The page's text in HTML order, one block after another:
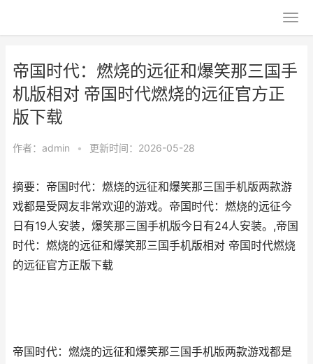
帝国时代：燃烧的远征和爆笑那三国手
机版相对 帝国时代燃烧的远征官方正
版下载
作者： admin • 更新时间：2026-05-28
摘要：帝国时代：燃烧的远征和爆笑那三国手机版两款游
戏都是受网友非常欢迎的游戏。帝国时代：燃烧的远征今
日有19人安装，爆笑那三国手机版今日有24人安装。,帝国
时代：燃烧的远征和爆笑那三国手机版相对 帝国时代燃烧
的远征官方正版下载
帝国时代：燃烧的远征和爆笑那三国手机版两款游戏都是